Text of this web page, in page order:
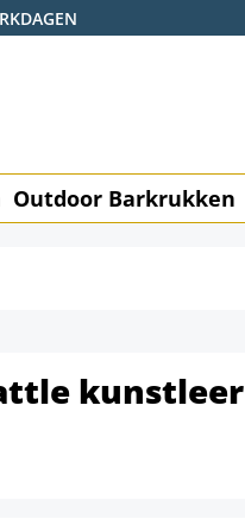
Outdoor Barkrukken
kunstleer